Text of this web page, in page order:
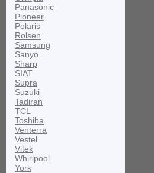
Panasonic
Pioneer
Polaris
Rolsen
Samsung
Sanyo
Sharp
SIAT
Supra
Suzuki
Tadiran
TCL
Toshiba
Venterra
Vestel
Vitek
Whirlpool
York